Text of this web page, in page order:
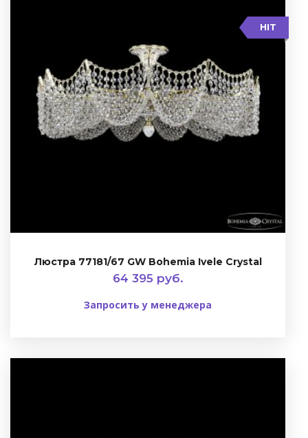
Люстра 77181/67 GW Bohemia Ivele Crystal
64 395 руб.
Запросить у менеджера
HIT